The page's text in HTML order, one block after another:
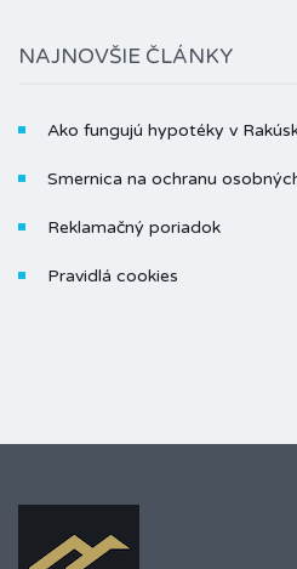
NAJNOVŠIE ČLÁNKY
Ako fungujú hypotéky v
Smernica na ochranu
Reklamačný poriadok
Pravidlá cookies